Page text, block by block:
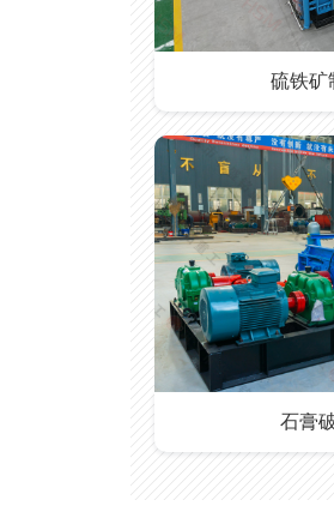
硫铁矿
石膏